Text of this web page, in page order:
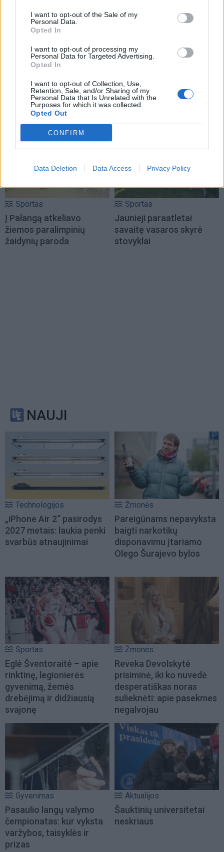
I want to opt-out of the Sale of my
Personal Data.
Opted In
I want to opt-out of processing my
Personal Data for Targeted Advertising.
Opted In
I want to opt-out of Collection, Use,
Retention, Sale, and/or Sharing of my
Personal Data that Is Unrelated with the
Purposes for which it was collected.
Opted Out
CONFIRM
Data Deletion Data Access Privacy Policy
Sportas
Savaitgalį Klaipėdoje -
daug sporto: veiksmas
virs penkiose skirtingose
miesto vietose
Sportas
paskelbė Lietuvos
rinktinės kandidatus:
sąraše - du klaipėdiečiai
Sportas
Į Palangą atkeliavo
žiemos paralimpinių
žaidynių paroda
Sportas
Jaunieji paraatletai
savaitę vasaros skyrė
stovyklai
NAUJI
Technologijos
„iPhone Air 2“ pasirodys
2027 metais: laukia penki
svarbūs atnaujinimai
Žmonės
Pareigūnams nepavyksta
baigti narkotikų
disponavimu įtariamo
Olego Šurajevo bylos
Sportas
Eglė Šventoraitė – apie
rinktinę, legionierės
gyvenimą, žemės
drebėjimą ir didžiausią
svajonę
Žmonės
Reveka Devolskytė
prisiminė, iki ko nuvedė
desperatiškas noras
sulieknėti: apie pasekmes
negalvojau
Gyvenimas
Pasaulio langų valymo
čempionatas: kur vyksta
varžybos, taisyklės ir
prizas
Aktualijos
Šauktinių universitetai
neskriaus